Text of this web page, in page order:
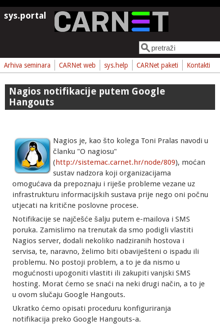
Skoči na glavni sadržaj
sys.portal
Obrazac pretrage
Pretraga
Arhiva seminara CARNet web sys.help CARNet paketi Kontakti
Nagios notifikacije putem Google
Hangouts
Nagios je, kao što kolega Toni Pralas navodi u
članku "O nagiosu"
(http://sistemac.carnet.hr/node/809), moćan
sustav nadzora koji organizacijama
omogućava da prepoznaju i riješe probleme vezane uz
infrastrukturu informacijskih sustava prije nego oni počnu
utjecati na kritične poslovne procese.
Notifikacije se najčešće šalju putem e-mailova i SMS
poruka. Zamislimo na trenutak da smo podigli vlastiti
Nagios server, dodali nekoliko nadziranih hostova i
servisa, te, naravno, želimo biti obaviješteni o ispadu ili
problemu. No postoji problem, a to je da nismo u
mogućnosti upogoniti vlastiti ili zakupiti vanjski SMS
hosting. Morat ćemo se snaći na neki drugi način, a to je
u ovom slučaju Google Hangouts.
Ukratko ćemo opisati proceduru konfiguriranja
notifikacija preko Google Hangouts-a.